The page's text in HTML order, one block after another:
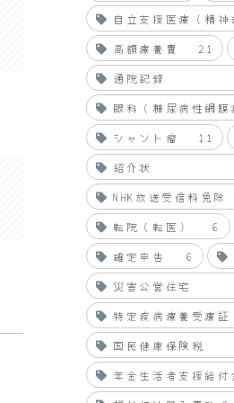
自立支援医療（精神
高額療養費
21
通院記録
眼科（糖尿病性網膜
シャント瘤
11
紹介状
NHK放送受信料免除
転院（転医）
6
確定申告
6
災害公営住宅
特定疾病療養受療証
国民健康保険税
年金生活者支援給付